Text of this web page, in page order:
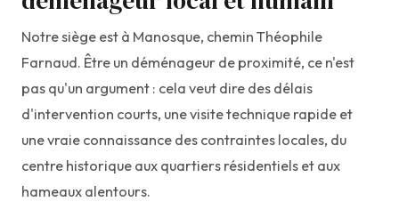
Notre siège est à Manosque, chemin Théophile
Farnaud. Être un déménageur de proximité, ce n'est
pas qu'un argument : cela veut dire des délais
d'intervention courts, une visite technique rapide et
une vraie connaissance des contraintes locales, du
centre historique aux quartiers résidentiels et aux
hameaux alentours.